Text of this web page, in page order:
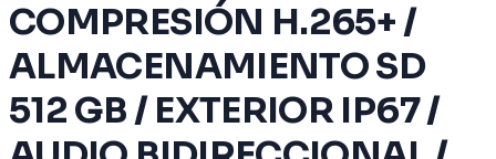
COMPRESIÓN H.265+ /
ALMACENAMIENTO SD
512 GB / EXTERIOR IP67 /